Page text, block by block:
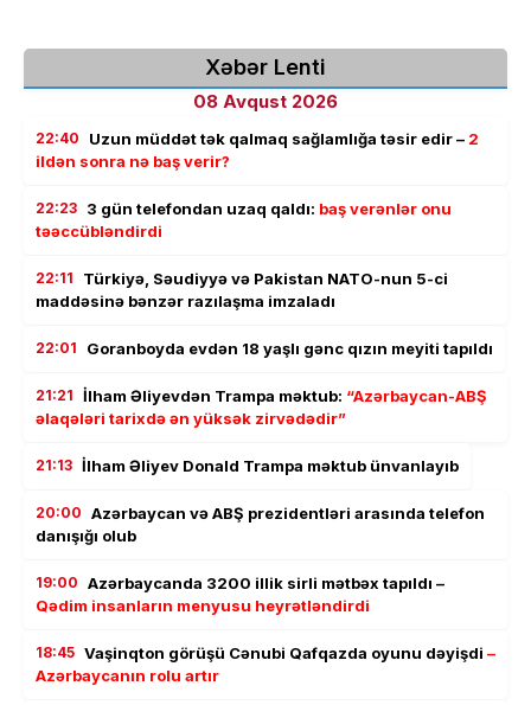
Xəbər Lenti
08 Avqust 2026
22:40 Uzun müddət tək qalmaq sağlamlığa təsir edir – 2
ildən sonra nə baş verir?
22:23 3 gün telefondan uzaq qaldı: baş verənlər onu
təəccübləndirdi
22:11
Türkiyə, Səudiyyə və Pakistan NATO-nun 5-ci
maddəsinə bənzər razılaşma imzaladı
22:01 Goranboyda evdən 18 yaşlı gənc qızın meyiti tapıldı
21:21 İlham Əliyevdən Trampa məktub: “Azərbaycan-ABŞ
əlaqələri tarixdə ən yüksək zirvədədir”
21:13 İlham Əliyev Donald Trampa məktub ünvanlayıb
20:00 Azərbaycan və ABŞ prezidentləri arasında telefon
danışığı olub
19:00 Azərbaycanda 3200 illik sirli mətbəx tapıldı –
Qədim insanların menyusu heyrətləndirdi
18:45 Vaşinqton görüşü Cənubi Qafqazda oyunu dəyişdi –
Azərbaycanın rolu artır